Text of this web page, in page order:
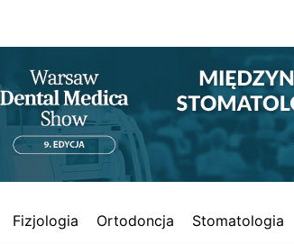
Fizjologia Ortodoncja Stomatologia